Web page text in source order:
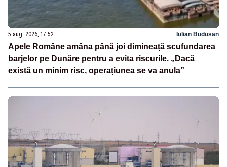
5 aug. 2026, 17:52 Iulian Budusan
Apele Române amâna până joi dimineață scufundarea
barjelor pe Dunăre pentru a evita riscurile. „Dacă
există un minim risc, operațiunea se va anula”